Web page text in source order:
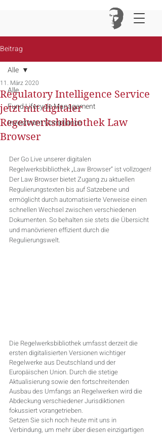
Beitrag
Alle
Fund Lifecycle Management
Investment Compliance
Alle
Regulatory Intelligence Service
jetzt mit digitaler
Regelwerksbibliothek Law
Browser
11. März 2020
Der Go Live unserer digitalen
Regelwerksbibliothek „Law Browser“ ist vollzogen!
Der Law Browser bietet Zugang zu aktuellen
Regulierungstexten bis auf Satzebene und
ermöglicht durch automatisierte Verweise einen
schnellen Wechsel zwischen verschiedenen
Dokumenten. So behalten sie stets die Übersicht
und manövrieren effizient durch die
Regulierungswelt.
Die Regelwerksbibliothek umfasst derzeit die
ersten digitalisierten Versionen wichtiger
Regelwerke aus Deutschland und der
Europäischen Union. Durch die stetige
Aktualisierung sowie den fortschreitenden
Ausbau des Umfangs an Regelwerken wird die
Abdeckung verschiedener Jurisdiktionen
fokussiert vorangetrieben.
Setzen Sie sich noch heute mit uns in
Verbindung, um mehr über diesen einzigartigen